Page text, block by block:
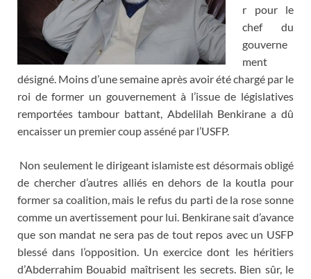
r pour le
chef du
gouverne
ment
désigné. Moins d’une semaine après avoir été chargé par le
roi de former un gouvernement à l’issue de législatives
remportées tambour battant, Abdelilah Benkirane a dû
encaisser un premier coup asséné par l’USFP.
Non seulement le dirigeant islamiste est désormais obligé
de chercher d’autres alliés en dehors de la koutla pour
former sa coalition, mais le refus du parti de la rose sonne
comme un avertissement pour lui. Benkirane sait d’avance
que son mandat ne sera pas de tout repos avec un USFP
blessé dans l’opposition. Un exercice dont les héritiers
d’Abderrahim Bouabid maîtrisent les secrets. Bien sûr, le